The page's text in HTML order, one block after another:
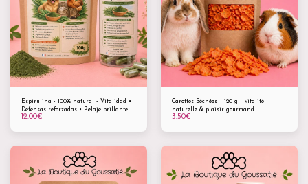
Espirulina - 100% natural - Vitalidad •
Defensas reforzadas • Pelaje brillante
12.00€
Carottes Séchées – 120 g – vitalité
naturelle & plaisir gourmand
3.50€